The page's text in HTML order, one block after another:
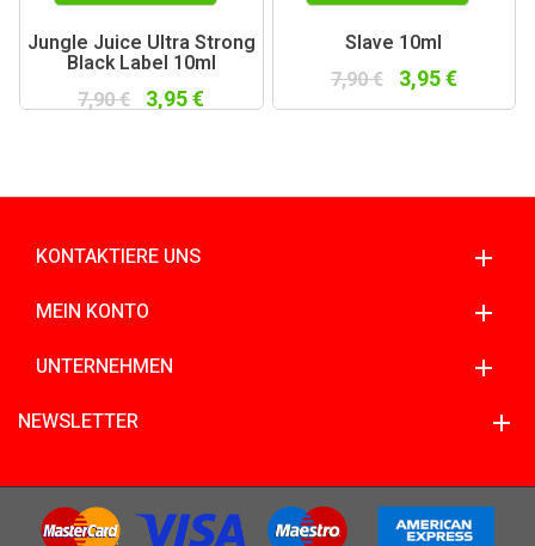
Jungle Juice Ultra Strong
Black Label 10ml
7,90 € 3,95 €
Slave 10ml
7,90 € 3,95 €
KONTAKTIERE UNS
MEIN KONTO
UNTERNEHMEN
NEWSLETTER